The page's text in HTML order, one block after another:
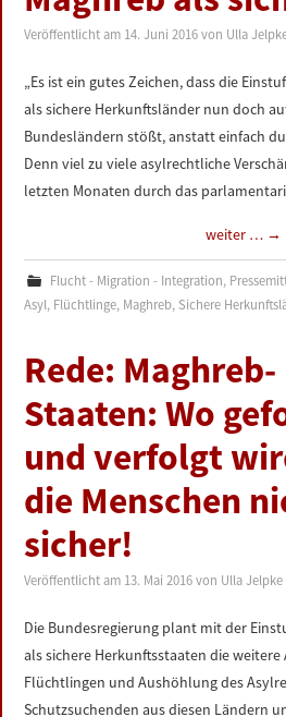
Veröffentlicht am 14. Juni 2016 von Ulla
„Es ist ein gutes Zeichen, dass die
als sichere Herkunftsländer nun doch
Bundesländern stößt, anstatt einfach
Denn viel zu viele asylrechtliche
letzten Monaten durch das
weiter … →
Flucht - Migration - Integration,
Asyl, Flüchtlinge, Maghreb, Sichere
Rede: Maghreb-
Staaten: Wo
und verfolgt
die Menschen
sicher!
Veröffentlicht am 13. Mai 2016 von Ulla Jelpke
Die Bundesregierung plant mit der
als sichere Herkunftsstaaten die weitere
Flüchtlingen und Aushöhlung des
Schutzsuchenden aus diesen Ländern